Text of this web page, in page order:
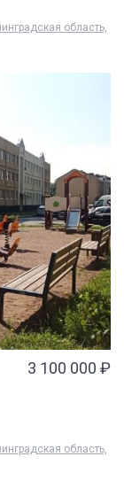
область,
3 100 000 ₽
область,